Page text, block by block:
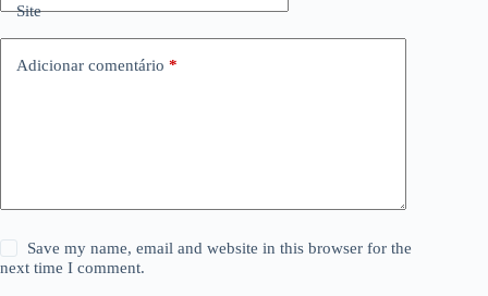
Site
Adicionar comentário *
Save my name, email and website in this browser for the
next time I comment.